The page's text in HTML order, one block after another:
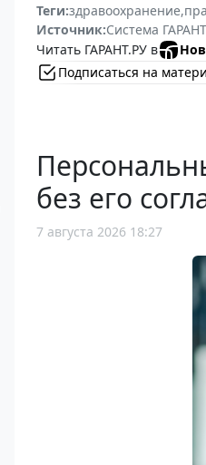
Теги:здравоохранение,
Источник:Система ГАРАНТ
Читать ГАРАНТ.РУ в
Подписаться на
без его
7 августа 2026 18:27